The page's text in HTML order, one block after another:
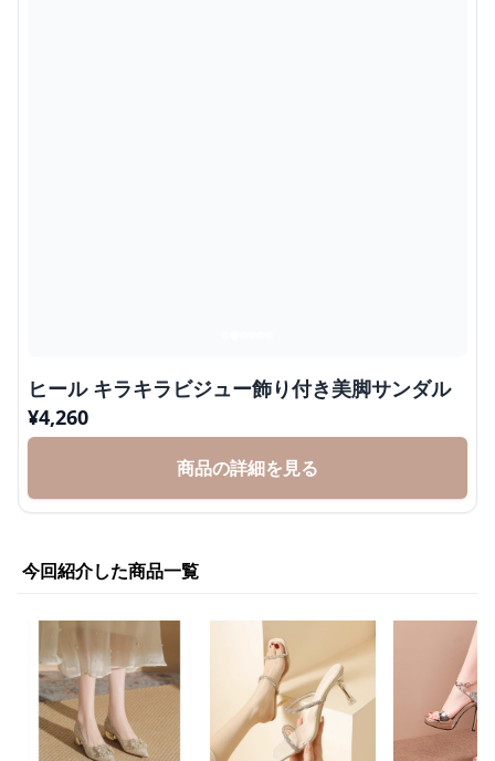
ヒール キラキラビジュー飾り付き美脚サンダル
¥4,260
商品の詳細を見る
今回紹介した商品一覧